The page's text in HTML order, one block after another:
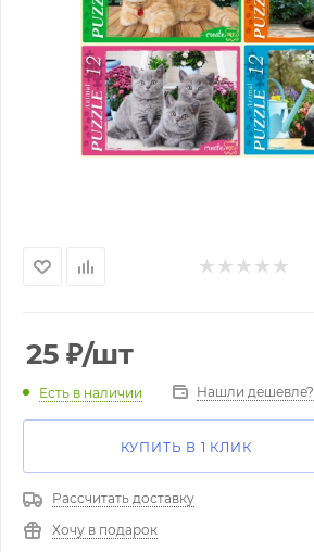
25 ₽/шт
Есть в наличии Нашли дешевле?
КУПИТЬ В 1 КЛИК
Рассчитать доставку
Хочу в подарок